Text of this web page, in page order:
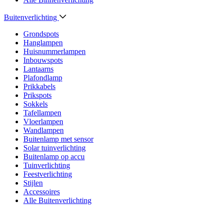
Buitenverlichting
Grondspots
Hanglampen
Huisnummerlampen
Inbouwspots
Lantaarns
Plafondlamp
Prikkabels
Prikspots
Sokkels
Tafellampen
Vloerlampen
Wandlampen
Buitenlamp met sensor
Solar tuinverlichting
Buitenlamp op accu
Tuinverlichting
Feestverlichting
Stijlen
Accessoires
Alle Buitenverlichting